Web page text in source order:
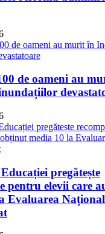
de oameni au
pregătește
pentru elevii care
Evaluarea